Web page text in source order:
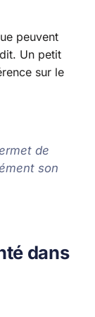
peuvent
Un petit
sur le
de
son
dans